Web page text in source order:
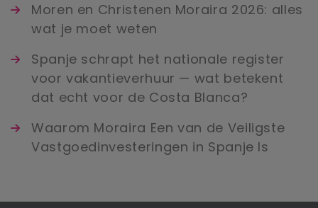
Moren en Christenen Moraira 2026: alles
wat je moet weten
Spanje schrapt het nationale register
voor vakantieverhuur — wat betekent
dat echt voor de Costa Blanca?
Waarom Moraira Een van de Veiligste
Vastgoedinvesteringen in Spanje Is